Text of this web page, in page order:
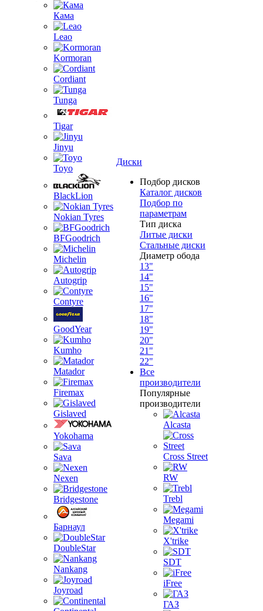
Кама
Leao
Kormoran
Cordiant
Tunga
Tigar
Jinyu
Toyo
BlackLion
Nokian Tyres
BFGoodrich
Michelin
Autogrip
Contyre
GoodYear
Kumho
Matador
Firemax
Gislaved
Yokohama
Sava
Nexen
Bridgestone
Барнаул
DoubleStar
Nankang
Joyroad
Диски
Подбор дисков
Каталог дисков
Подбор по
параметрам
Тип диска
Литые диски
Стальные диски
Диаметр обода
13"
14"
15"
16"
17"
18"
19"
20"
21"
22"
Все
производители
Популярные
производители
Alcasta
Cross Street
RW
Trebl
Megami
X'trike
SDT
iFree
ГАЗ